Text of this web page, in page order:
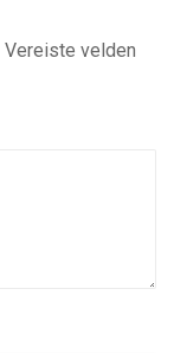
Vereiste velden